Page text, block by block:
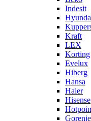
Indesit
Kraft
LEX
Korting
Evelux
Hiberg
Hansa
Haier
Hisense
Gorenje